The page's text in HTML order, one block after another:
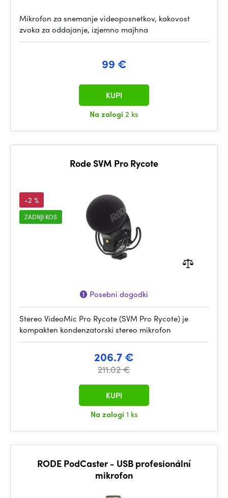
Mikrofon za snemanje videoposnetkov, kakovost
zvoka za oddajanje, izjemno majhna
99 €
Na zalogi 2 ks
KUPI
Rode SVM Pro Rycote
-2 %
ZADNJI KOS
Posebni dogodki
Stereo VideoMic Pro Rycote (SVM Pro Rycote) je
kompakten kondenzatorski stereo mikrofon
206.7 €
211.02 €
Na zalogi 1 ks
KUPI
RODE PodCaster - USB profesionální
mikrofon